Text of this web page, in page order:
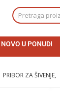
NOVO U PONUDI
PRIBOR ZA ŠIVENJE,